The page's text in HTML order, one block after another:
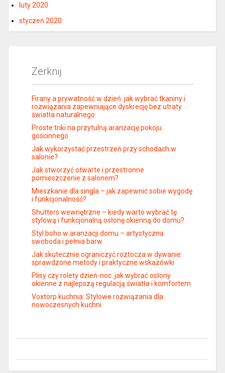
luty 2020
styczeń 2020
Zerknij
Firany a prywatność w dzień: jak wybrać tkaniny i
rozwiązania zapewniające dyskrecję bez utraty
światła naturalnego
Proste triki na przytulną aranżację pokoju
gościnnego
Jak wykorzystać przestrzeń przy schodach w
salonie?
Jak stworzyć otwarte i przestronne
pomieszczenie z salonem?
Mieszkanie dla singla – jak zapewnić sobie wygodę
i funkcjonalność?
Shutters wewnętrzne – kiedy warto wybrać tę
stylową i funkcjonalną osłonę okienną do domu?
Styl boho w aranżacji domu – artystyczna
swoboda i pełnia barw
Jak skutecznie ograniczyć roztocza w dywanie:
sprawdzone metody i praktyczne wskazówki
Plisy czy rolety dzień-noc: jak wybrać osłony
okienne z najlepszą regulacją światła i komfortem
Voxtorp kuchnia: Stylowe rozwiązania dla
nowoczesnych kuchni